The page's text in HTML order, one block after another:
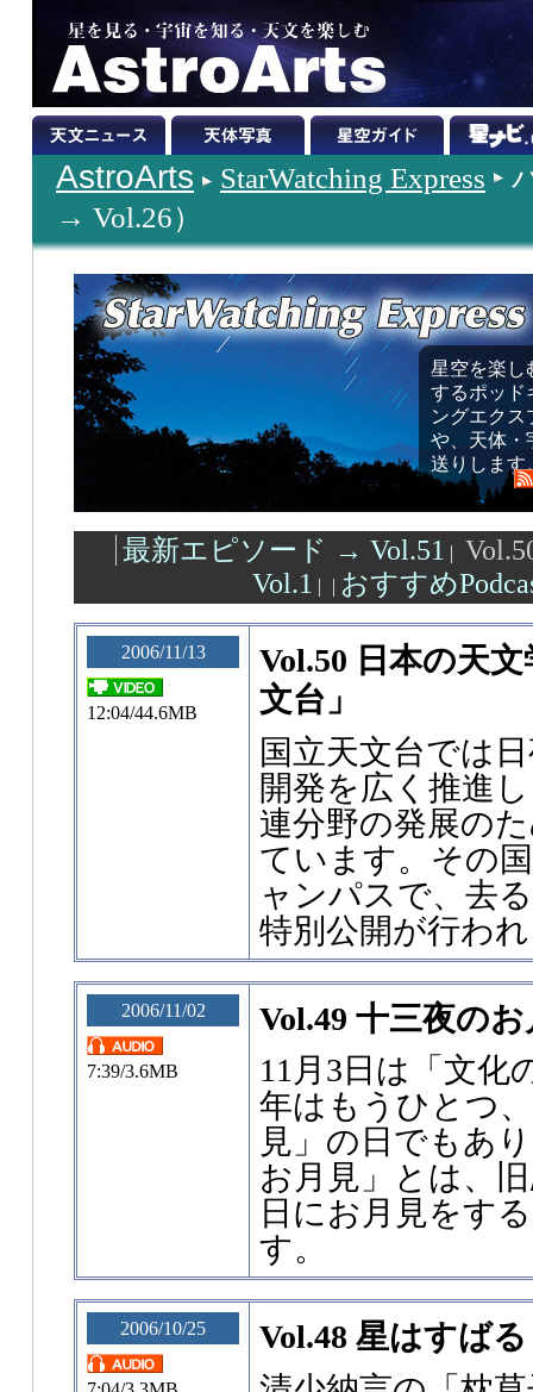
AstroArts StarWatching Express
→ Vol.26）
星空を楽し
するポッド
ングエクス
や、天体・
送りします
最新エピソード → Vol.51
Vol.1
おすすめ
2006/11/13
12:04/44.6MB
Vol.50 日本の天
文台」
国立天文台では
開発を広く推進
連分野の発展の
ています。その
ャンパスで、去
特別公開が行わ
2006/11/02
7:39/3.6MB
Vol.49 十三夜の
11月3日は「文化
年はもうひとつ
見」の日でもあ
お月見」とは、
日にお月見をす
す。
2006/10/25
Vol.48 星はすばる